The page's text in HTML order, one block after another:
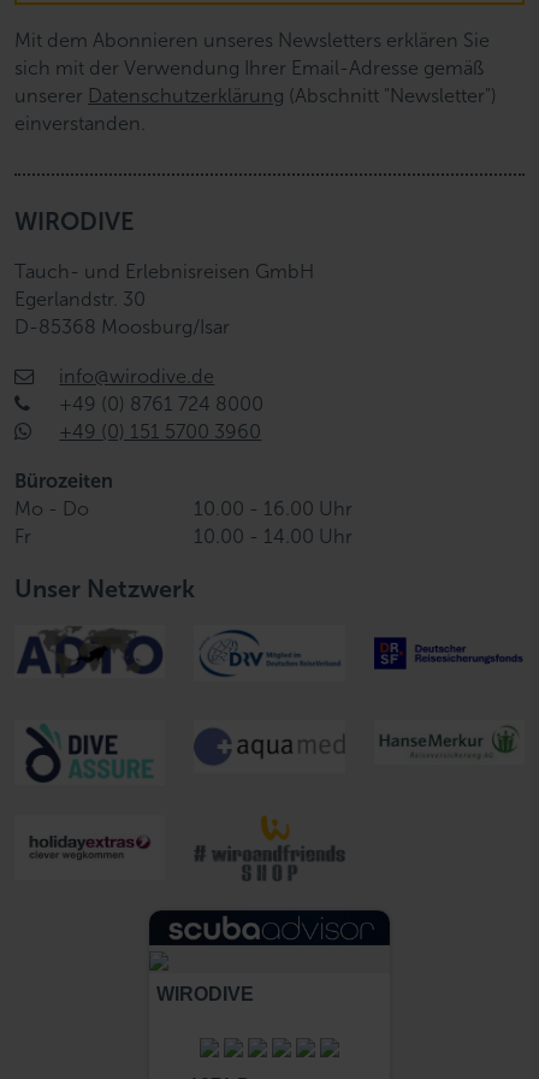
Mit dem Abonnieren unseres Newsletters erklären Sie
sich mit der Verwendung Ihrer Email-Adresse gemäß
unserer Datenschutzerklärung (Abschnitt "Newsletter")
einverstanden.
WIRODIVE
Tauch- und Erlebnisreisen GmbH
Egerlandstr. 30
D-85368 Moosburg/Isar
info@wirodive.de
+49 (0) 8761 724 8000
+49 (0) 151 5700 3960
Bürozeiten
Mo - Do
10.00 - 16.00 Uhr
Fr
10.00 - 14.00 Uhr
Unser Netzwerk
WIRODIVE